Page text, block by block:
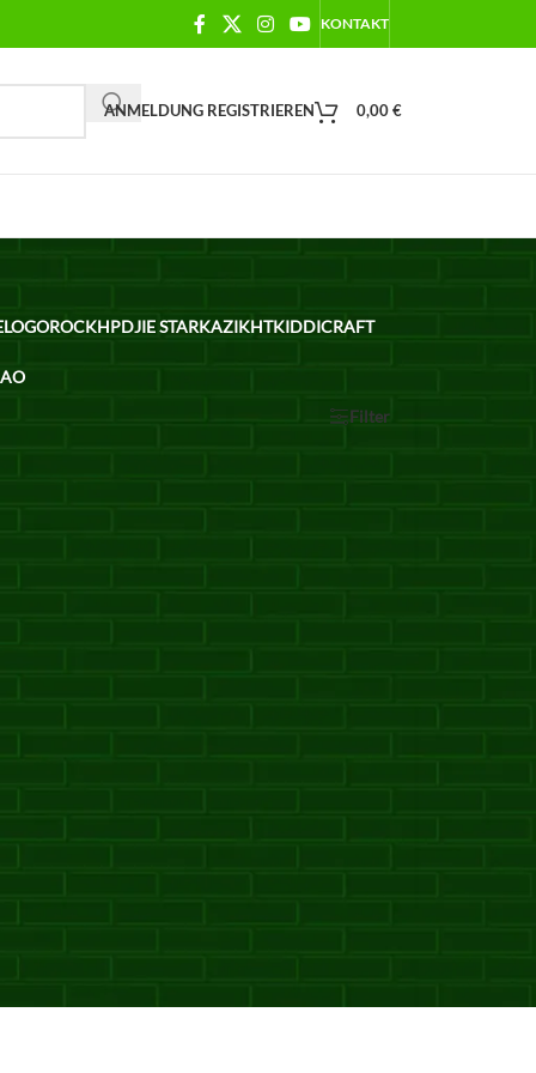
KONTAKT
ANMELDUNG REGISTRIEREN 0,00€
GOROCKHPDJIE STARKAZIKHTKIDDICRAFT
Filter